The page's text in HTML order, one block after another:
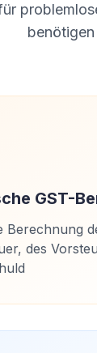
benötigen
GST-
Berechnung
des